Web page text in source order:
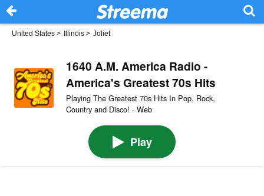
United States > Illinois > Joliet
1640 A.M. America Radio -
America's Greatest 70s Hits
Playing The Greatest 70s Hits In Pop, Rock,
Country and Disco! · Web
Play